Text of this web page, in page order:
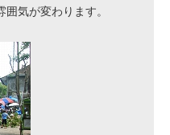
気が変わります。